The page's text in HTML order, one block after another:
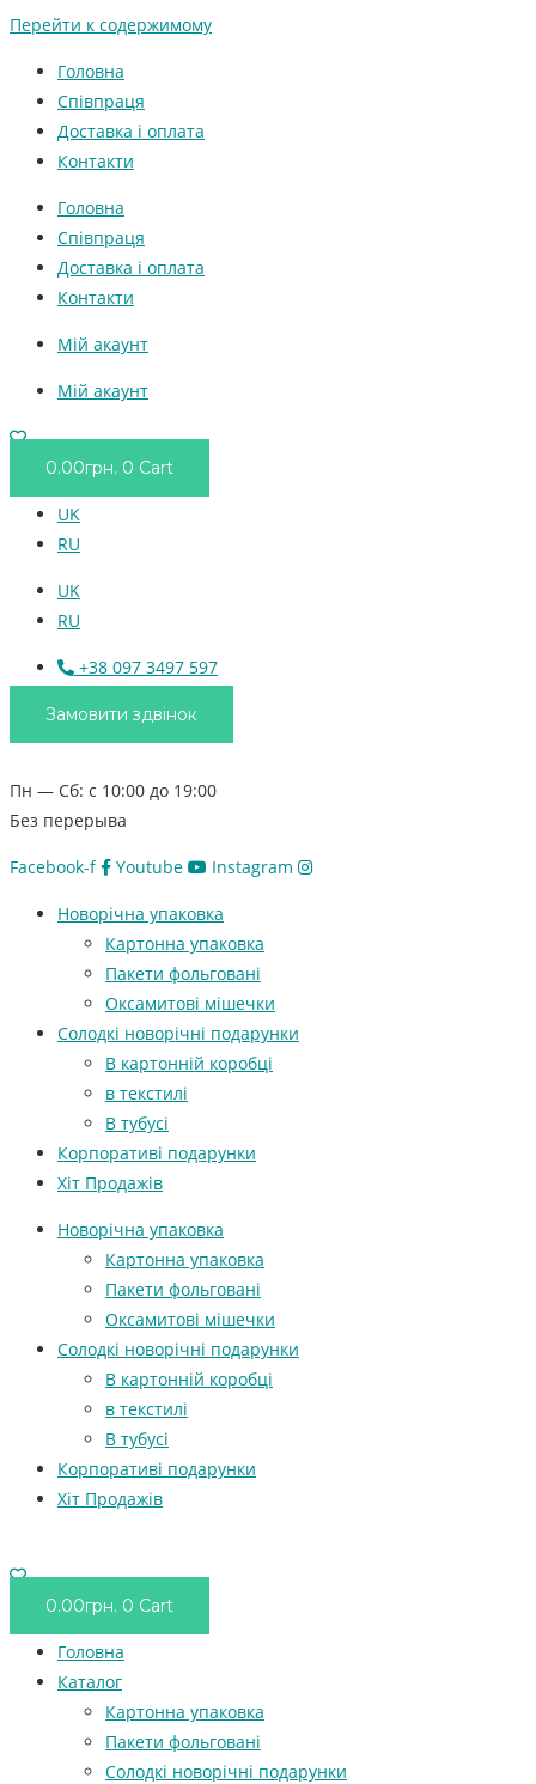
Перейти к содержимому
Головна
Співпраця
Доставка і оплата
Контакти
Головна
Співпраця
Доставка і оплата
Контакти
Мій акаунт
Мій акаунт
0.00грн. 0 Cart
UK
RU
UK
RU
+38 097 3497 597
Замовити здвінок
Пн — Сб: с 10:00 до 19:00
Без перерыва
Facebook-f Youtube Instagram
Новорічна упаковка
Картонна упаковка
Пакети фольговані
Оксамитові мішечки
Солодкі новорічні подарунки
В картонній коробці
в текстилі
В тубусі
Корпоративі подарунки
Хіт Продажів
Новорічна упаковка
Картонна упаковка
Пакети фольговані
Оксамитові мішечки
Солодкі новорічні подарунки
В картонній коробці
в текстилі
В тубусі
Корпоративі подарунки
Хіт Продажів
0.00грн. 0 Cart
Головна
Каталог
Картонна упаковка
Пакети фольговані
Солодкі новорічні подарунки